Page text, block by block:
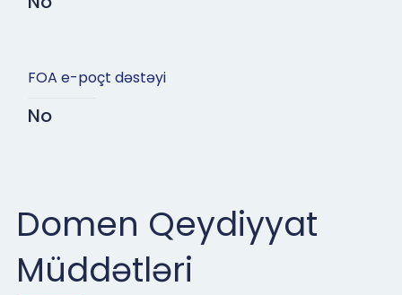
FOA e-poçt dəstəyi
No
Domen Qeydiyyat
Müddətləri